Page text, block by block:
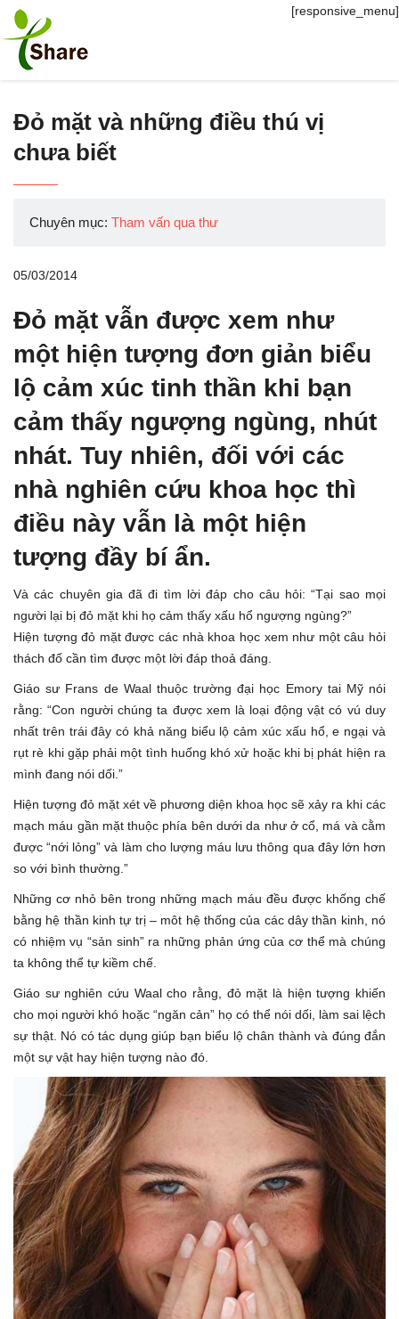
[responsive_menu]
Đỏ mặt và những điều thú vị
chưa biết
Chuyên mục: Tham vấn qua thư
05/03/2014
Đỏ mặt vẫn được xem như
một hiện tượng đơn giản biểu
lộ cảm xúc tinh thần khi bạn
cảm thấy ngượng ngùng, nhút
nhát. Tuy nhiên, đối với các
nhà nghiên cứu khoa học thì
điều này vẫn là một hiện
tượng đầy bí ẩn.
Và các chuyên gia đã đi tìm lời đáp cho câu hỏi: “Tại sao mọi
người lại bị đỏ mặt khi họ cảm thấy xấu hổ ngượng ngùng?”
Hiện tượng đỏ mặt được các nhà khoa học xem như một câu hỏi
thách đố cần tìm được một lời đáp thoả đáng.
Giáo sư Frans de Waal thuộc trường đại học Emory tai Mỹ nói
rằng: “Con người chúng ta được xem là loại động vật có vú duy
nhất trên trái đây có khả năng biểu lộ cảm xúc xấu hổ, e ngại và
rụt rè khi gặp phải một tình huống khó xử hoặc khi bị phát hiện ra
mình đang nói dối.”
Hiện tượng đỏ mặt xét về phương diện khoa học sẽ xảy ra khi các
mạch máu gần mặt thuộc phía bên dưới da như ở cổ, má và cằm
được “nới lỏng” và làm cho lượng máu lưu thông qua đây lớn hơn
so với bình thường.”
Những cơ nhỏ bên trong những mạch máu đều được khống chế
bằng hệ thần kinh tự trị – môt hệ thống của các dây thần kinh, nó
có nhiệm vụ “sản sinh” ra những phản ứng của cơ thể mà chúng
ta không thể tự kiềm chế.
Giáo sư nghiên cứu Waal cho rằng, đỏ mặt là hiện tượng khiến
cho mọi người khó hoặc “ngăn cản” họ có thể nói dối, làm sai lệch
sự thật. Nó có tác dụng giúp bạn biểu lộ chân thành và đúng đắn
một sự vật hay hiện tượng nào đó.